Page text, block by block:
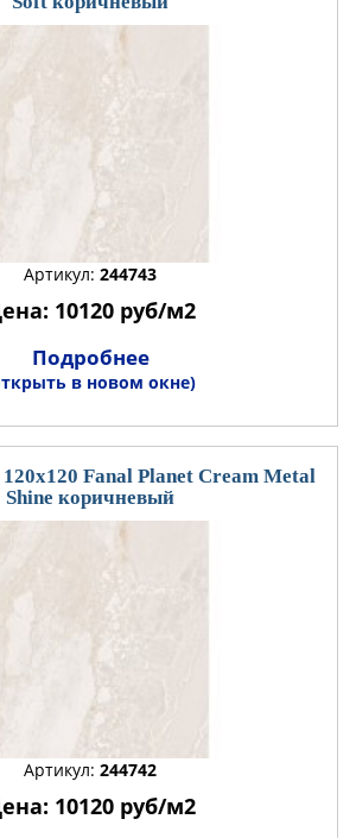
Артикул: 244743
10120 руб/м2
Подробнее
в новом окне)
Fanal Planet Cream Metal
Shine коричневый
Артикул: 244742
10120 руб/м2